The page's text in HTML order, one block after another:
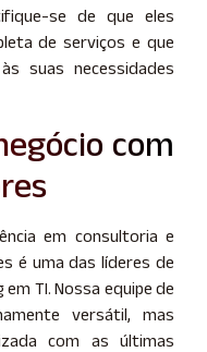
se de que eles
de serviços e que
suas necessidades
com
em consultoria e
é uma das líderes de
TI. Nossa equipe de
versátil, mas
com as últimas